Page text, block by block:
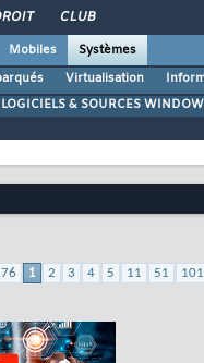
CLUB
Mobiles
Systèmes
Virtualisation
LOGICIELS & SOURCES
1 2 3 4 5 11 51 101